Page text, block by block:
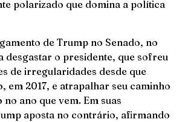
polarizado que domina a política
de Trump no Senado, no
desgastar o presidente, que sofreu
de irregularidades desde que
em 2017, e atrapalhar seu caminho
ano que vem. Em suas
aposta no contrário, afirmando